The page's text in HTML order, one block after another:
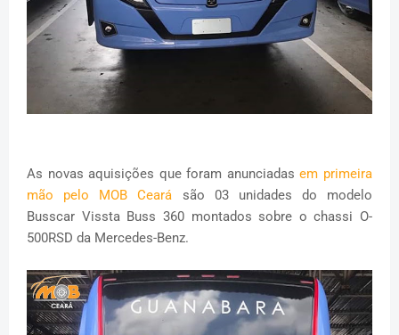
As novas aquisições que foram anunciadasem primeira
mão pelo MOB Ceará são 03 unidades do modelo
Busscar Vissta Buss 360 montados sobre o chassi O-
500RSD da Mercedes-Benz.